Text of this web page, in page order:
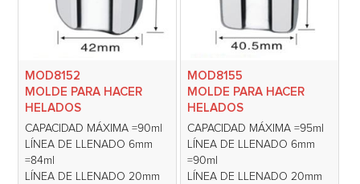
MOD8152
MOLDE PARA HACER
HELADOS
CAPACIDAD MÁXIMA =90ml
LÍNEA DE LLENADO 6mm
=84ml
LÍNEA DE LLENADO 20mm
MOD8155
MOLDE PARA HACER
HELADOS
CAPACIDAD MÁXIMA =95ml
LÍNEA DE LLENADO 6mm
=90ml
LÍNEA DE LLENADO 20mm